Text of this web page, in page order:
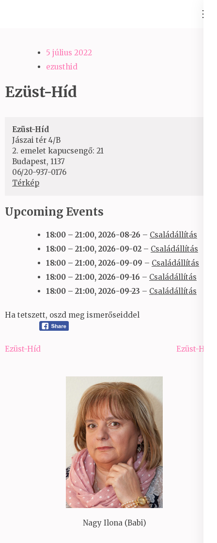
5 július 2022
ezusthid
Ezüst-Híd
Ezüst-Híd
Jászai tér 4/B
2. emelet kapucsengő: 21
Budapest, 1137
06/20-937-0176
TérképEzüst-
Upcoming Events
18:00 – 21:00, 2026-08-26 – Családállítás
18:00 – 21:00, 2026-09-02 – Családállítás
18:00 – 21:00, 2026-09-09 – Családállítás
18:00 – 21:00, 2026-09-16 – Családállítás
18:00 – 21:00, 2026-09-23 – Családállítás
Ha tetszett, oszd meg ismerőseiddel
Bejegyzés
Ezüst-Híd Ezüst-Híd
Nagy Ilona (Babi)